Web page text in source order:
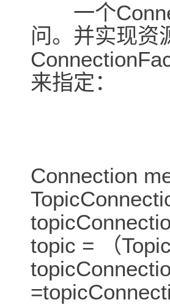
一个
问。并实现资
来指定：
Connection
topic = （